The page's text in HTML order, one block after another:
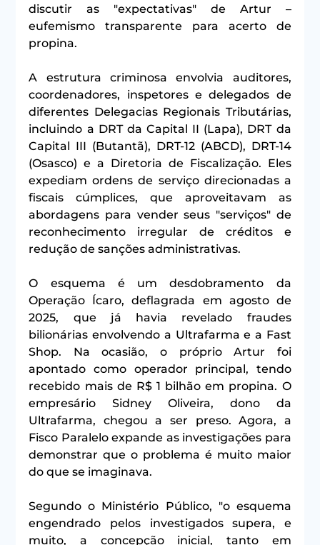
discutir as "expectativas" de Artur –
eufemismo transparente para acerto de
propina.
A estrutura criminosa envolvia auditores,
coordenadores, inspetores e delegados de
diferentes Delegacias Regionais Tributárias,
incluindo a DRT da Capital II (Lapa), DRT da
Capital III (Butantã), DRT-12 (ABCD), DRT-14
(Osasco) e a Diretoria de Fiscalização. Eles
expediam ordens de serviço direcionadas a
fiscais cúmplices, que aproveitavam as
abordagens para vender seus "serviços" de
reconhecimento irregular de créditos e
redução de sanções administrativas.
O esquema é um desdobramento da
Operação Ícaro, deflagrada em agosto de
2025, que já havia revelado fraudes
bilionárias envolvendo a Ultrafarma e a Fast
Shop. Na ocasião, o próprio Artur foi
apontado como operador principal, tendo
recebido mais de R$ 1 bilhão em propina. O
empresário Sidney Oliveira, dono da
Ultrafarma, chegou a ser preso. Agora, a
Fisco Paralelo expande as investigações para
demonstrar que o problema é muito maior
do que se imaginava.
Segundo o Ministério Público, "o esquema
engendrado pelos investigados supera, e
muito, a concepção inicial, tanto em